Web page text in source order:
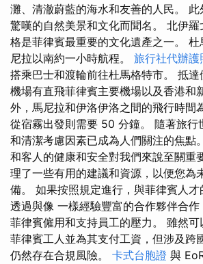
灘、清澈蔚藍的海水和友善的人民。 此
驚嘆的自然美景和文化而聞名。 北伊
格是菲律賓最重要的文化遺產之一。
尼拉以南約一小時航程。 旅行社代辦護
搭乘巴士和渡輪前往杜馬格特市。 抵
機場有直飛菲律賓主要機場以及香港和
外，馬尼拉和伊洛伊洛之間的飛行時間
從宿霧出發則需要 50 分鐘。 隨著旅行
和清潔考慮因素已成為人們關注的焦點
和客人的健康和安全對我們來說至關重
理了一些有用的建議和資源，以便您為
備。 如果按照規定進行，與菲律賓人才
透過與像 一樣經驗豐富的合作夥伴合
菲律賓僱用和支持員工的壓力。 雖然
菲律賓工人並為其支付工資，但涉及跨
仍然存在合規風險。 卡式台胞證 與